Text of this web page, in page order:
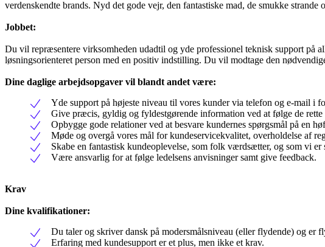
verdenskendte brands. Nyd det gode vejr, den fantastiske mad, de smukke strande
Jobbet:
Du vil repræsentere virksomheden udadtil og yde professionel teknisk support på
løsningsorienteret person med en positiv indstilling. Du vil modtage den
Dine daglige arbejdsopgaver vil blandt andet være:
Yde support på højeste niveau til vores kunder via telefon og e-mail i
Give præcis, gyldig og fyldestgørende information ved at følge de rette
Opbygge gode relationer ved at besvare kundernes spørgsmål på en
Møde og overgå vores mål for kundeservicekvalitet, overholdelse af
Skabe en fantastisk kundeoplevelse, som folk værdsætter, og som vi er
Være ansvarlig for at følge ledelsens anvisninger samt give feedback.
Krav
Dine kvalifikationer:
Du taler og skriver dansk på modersmålsniveau (eller flydende) og er
Erfaring med kundesupport er et plus, men ikke et krav.